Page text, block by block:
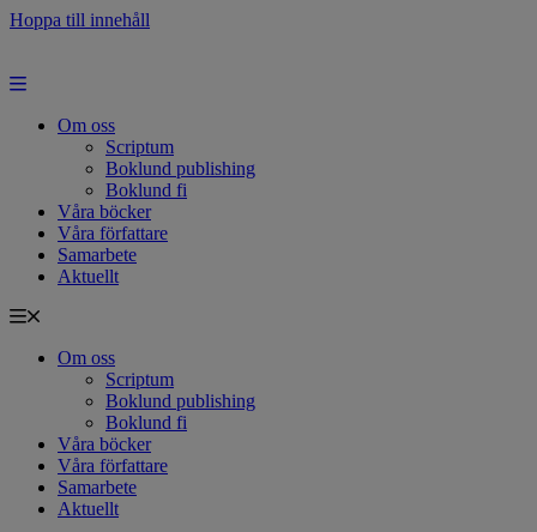
Hoppa till innehåll
Om oss
Scriptum
Boklund publishing
Boklund fi
Våra böcker
Våra författare
Samarbete
Aktuellt
Om oss
Scriptum
Boklund publishing
Boklund fi
Våra böcker
Våra författare
Samarbete
Aktuellt